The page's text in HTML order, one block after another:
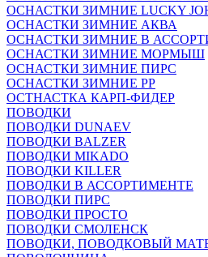
ОСНАСТКИ ЗИМНИЕ LUCKY
ОСНАСТКИ ЗИМНИЕ АКВА
ОСНАСТКИ ЗИМНИЕ В
ОСНАСТКИ ЗИМНИЕ МОРМЫШ
ОСНАСТКИ ЗИМНИЕ ПИРС
ОСНАСТКИ ЗИМНИЕ РР
ОСТНАСТКА КАРП-ФИДЕР
ПОВОДКИ
ПОВОДКИ DUNAEV
ПОВОДКИ BALZER
ПОВОДКИ MIKADO
ПОВОДКИ KILLER
ПОВОДКИ В АССОРТИМЕНТЕ
ПОВОДКИ ПИРС
ПОВОДКИ ПРОСТО
ПОВОДКИ СМОЛЕНСК
ПОВОДКИ, ПОВОДКОВЫЙ